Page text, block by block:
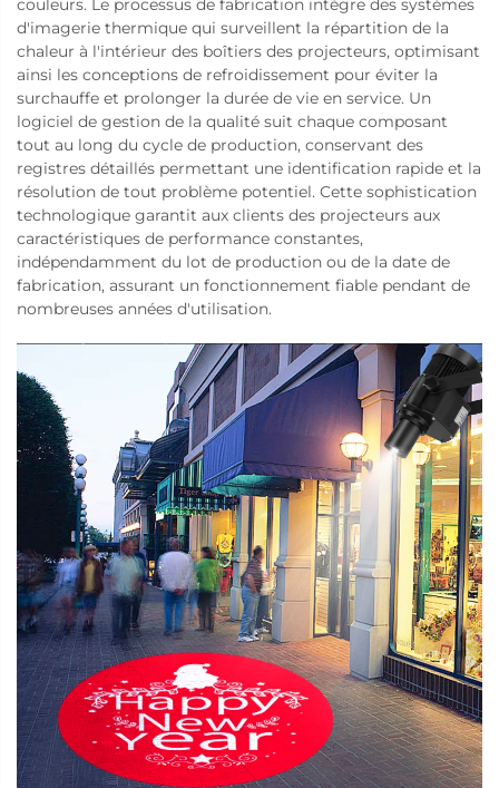
d'imagerie thermique qui surveillent la répartition de la
chaleur à l'intérieur des boîtiers des projecteurs, optimisant
ainsi les conceptions de refroidissement pour éviter la
surchauffe et prolonger la durée de vie en service. Un
logiciel de gestion de la qualité suit chaque composant
tout au long du cycle de production, conservant des
registres détaillés permettant une identification rapide et la
résolution de tout problème potentiel. Cette sophistication
technologique garantit aux clients des projecteurs aux
caractéristiques de performance constantes,
indépendamment du lot de production ou de la date de
fabrication, assurant un fonctionnement fiable pendant de
nombreuses années d'utilisation.